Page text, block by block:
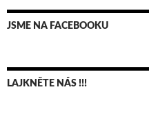
JSME NA FACEBOOKU
LAJKNĚTE NÁS !!!